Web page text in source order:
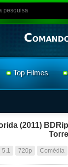
Top Filmes
(2011)
5.1 720p Comédia